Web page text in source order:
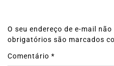
O seu endereço de e-mail
obrigatórios são marcados
Comentário *